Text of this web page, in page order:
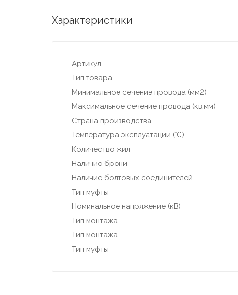
Характеристики
Артикул
Тип товара
Минимальное сечение провода (мм2)
Максимальное сечение провода (кв.мм)
Страна производства
Температура эксплуатации (°С)
Количество жил
Наличие брони
Наличие болтовых соединителей
Тип муфты
Номинальное напряжение (кВ)
Тип монтажа
Тип монтажа
Тип муфты